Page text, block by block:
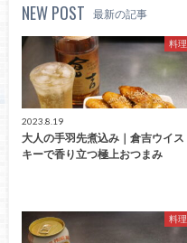
NEW POST 最新の記事
料理
2023.8.19
大人の手羽先煮込み｜倉吉ウイス
キーで香り立つ極上おつまみ
料理